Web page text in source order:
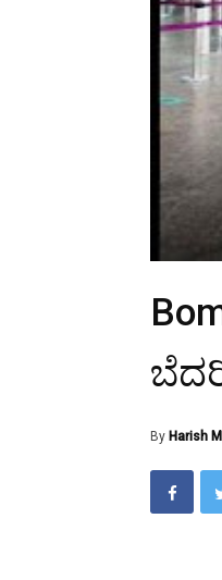
By Harish